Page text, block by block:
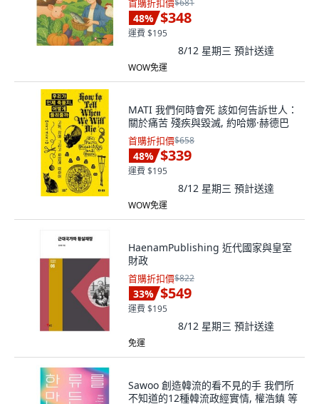
首購折扣價$681
48% $348
運費 $195
8/12 星期三 預計送達
WOW免運
MATI 我們何時會死 該如何告訴世人：
關於痛苦 殘疾與毀滅, 約哈娜·赫德巴
首購折扣價$658
48% $339
運費 $195
8/12 星期三 預計送達
WOW免運
HaenamPublishing 近代國家與皇室
財政
首購折扣價$822
33% $549
運費 $195
8/12 星期三 預計送達
免運
Sawoo 創造韓流的看不見的手 我們所
不知道的12種韓流政經實情, 權浩鎮 等